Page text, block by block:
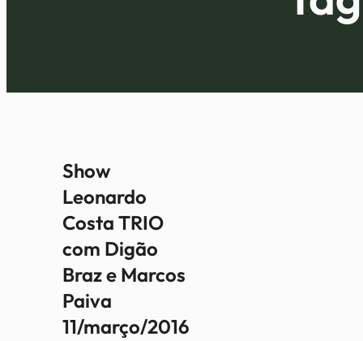
Show
Leonardo
Costa TRIO
com Digão
Braz e Marcos
Paiva
11/março/2016